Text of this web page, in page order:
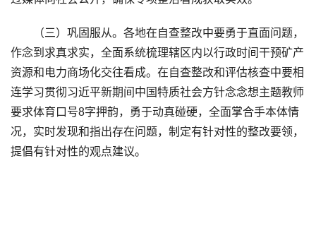
（三）巩固服从。各地在自查整改中要勇于直面问题，
作念到求真求实，全面系统梳理辖区内以行政时间干预矿产
资源和电力商场化交往看成。在自查整改和评估核查中要相
连学习贯彻习近平新期间中国特质社会方针念念想主题教师
要求体育口号8字押韵，勇于动真碰硬，全面掌合手本体情
况，实时发现和指出存在问题，制定有针对性的整改要领，
提倡有针对性的观点建议。